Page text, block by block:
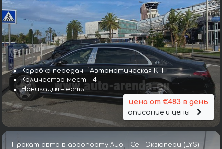
Коробка передач – Автоматическая КП
Количество мест – 4
Навигация – есть
цена от €483 в день
описание и цены
Прокат авто в аэропорту Лион-Сен Экзюпери (LYS)